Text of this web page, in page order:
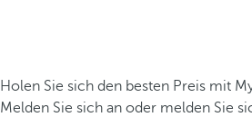
Holen Sie sich den besten Preis mit
Melden Sie sich an oder melden Sie